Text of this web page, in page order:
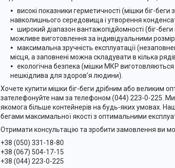
високі показники герметичності (мішки біг-
навколишнього середовища і утворення
широкий діапазон вантажопідйомності (біг-
можливе виготовлення за індивідуальними
максимальна зручність експлуатації
місця, а заповнені можна складувати в кілька
екологічна безпека (мішки МКР
нешкідлива для здоров’я людини).
Хочете купити мішки біг-беги дрібним або великим
зателефонуйте нам за телефоном (044) 223-0-225.
якомога більше контейнерів на будь-яких умовах.
бегами максимальної якості з оптимальними
Отримати консультацію та зробити замовлення ви
+38 (050) 331-18-80
+38 (067) 504-17-15
+38 (044) 223-0-225